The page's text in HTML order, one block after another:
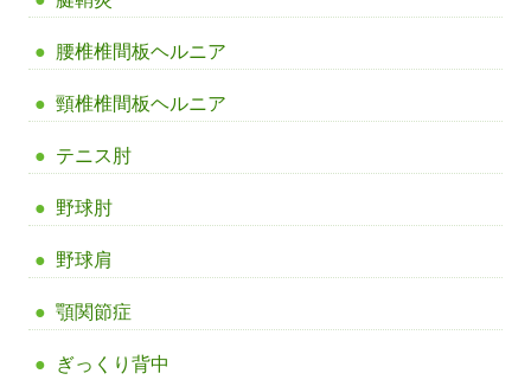
腰椎椎間板ヘルニア
頸椎椎間板ヘルニア
テニス肘
野球肘
野球肩
顎関節症
ぎっくり背中